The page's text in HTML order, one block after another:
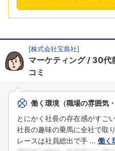
[株式会社宝島社]
マーケティング 30代
コミ
働く環境（職場の雰囲気
とにかく社長の存在感がすご
社長の趣味の乗馬に全社で取
レースは社員総出で手 ... 働く